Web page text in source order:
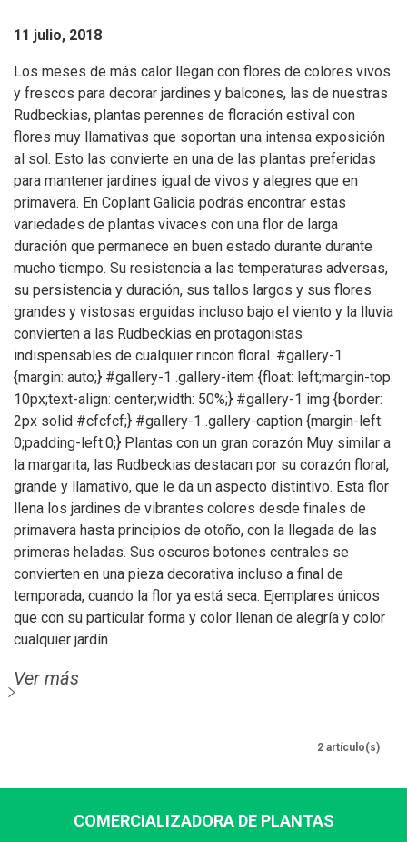
11 julio, 2018
Los meses de más calor llegan con flores de colores vivos
y frescos para decorar jardines y balcones, las de nuestras
Rudbeckias, plantas perennes de floración estival con
flores muy llamativas que soportan una intensa exposición
al sol. Esto las convierte en una de las plantas preferidas
para mantener jardines igual de vivos y alegres que en
primavera. En Coplant Galicia podrás encontrar estas
variedades de plantas vivaces con una flor de larga
duración que permanece en buen estado durante durante
mucho tiempo. Su resistencia a las temperaturas adversas,
su persistencia y duración, sus tallos largos y sus flores
grandes y vistosas erguidas incluso bajo el viento y la lluvia
convierten a las Rudbeckias en protagonistas
indispensables de cualquier rincón floral. #gallery-1
{margin: auto;} #gallery-1 .gallery-item {float: left;margin-top:
10px;text-align: center;width: 50%;} #gallery-1 img {border:
2px solid #cfcfcf;} #gallery-1 .gallery-caption {margin-left:
0;padding-left:0;} Plantas con un gran corazón Muy similar a
la margarita, las Rudbeckias destacan por su corazón floral,
grande y llamativo, que le da un aspecto distintivo. Esta flor
llena los jardines de vibrantes colores desde finales de
primavera hasta principios de otoño, con la llegada de las
primeras heladas. Sus oscuros botones centrales se
convierten en una pieza decorativa incluso a final de
temporada, cuando la flor ya está seca. Ejemplares únicos
que con su particular forma y color llenan de alegría y color
cualquier jardín.
Ver más
2 artículo(s)
COMERCIALIZADORA DE PLANTAS